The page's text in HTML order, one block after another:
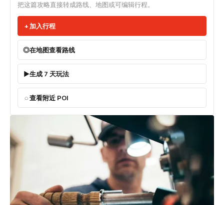
把这篇攻略直接转成路线、地图或可编辑行程。
加入行程
在地图查看路线
生成 7 天玩法
查看附近 POI